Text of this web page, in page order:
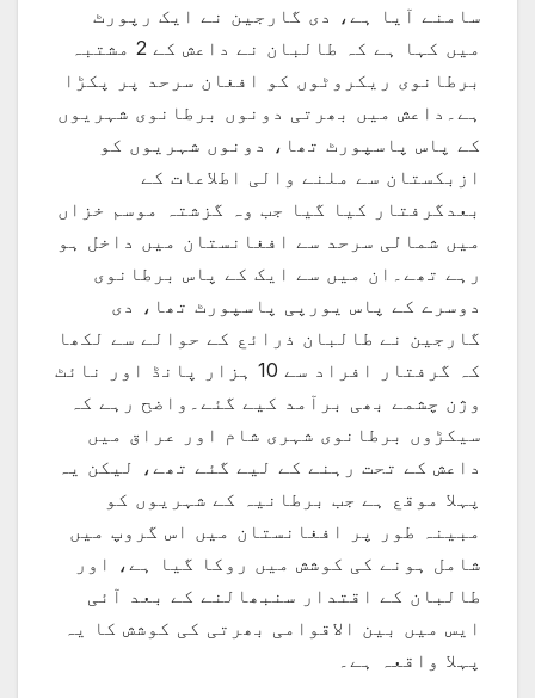
سامنے آیا ہے، دی گارجین نے ایک رپورٹ
میں کہا ہے کہ طالبان نے داعش کے 2 مشتبہ
برطانوی ریکروٹوں کو افغان سرحد پر پکڑا
ہے۔داعش میں بھرتی دونوں برطانوی شہریوں
کے پاس پاسپورٹ تھا، دونوں شہریوں کو
ازبکستان سے ملنے والی اطلاعات کے
بعدگرفتار کیا گیا جب وہ گزشتہ موسم خزاں
میں شمالی سرحد سے افغانستان میں داخل ہو
رہے تھے۔ان میں سے ایک کے پاس برطانوی
دوسرے کے پاس یورپی پاسپورٹ تھا، دی
گارجین نے طالبان ذرائع کے حوالے سے لکھا
کہ گرفتار افراد سے 10 ہزار پانڈ اور نائٹ
وژن چشمے بھی برآمد کیے گئے۔واضح رہے کہ
سیکڑوں برطانوی شہری شام اور عراق میں
داعش کے تحت رہنے کے لیے گئے تھے، لیکن یہ
پہلا موقع ہے جب برطانیہ کے شہریوں کو
مبینہ طور پر افغانستان میں اس گروپ میں
شامل ہونے کی کوشش میں روکا گیا ہے، اور
طالبان کے اقتدار سنبھالنے کے بعد آئی
ایس میں بین الاقوامی بھرتی کی کوشش کا یہ
پہلا واقعہ ہے۔